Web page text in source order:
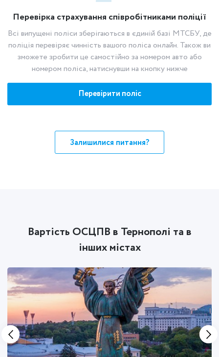
Перевірка страхування співробітниками поліції
Всі випущені поліси зберігаються в єдиній базі МТСБУ, де
поліція перевіряє чинність вашого поліса онлайн. Також ви
зможете зробити це самостійно за номером авто або
номером поліса, натиснувши на кнопку нижче
Перевірити поліс
Залишилися питання?
Вартість ОСЦПВ в Тернополі та в
інших містах